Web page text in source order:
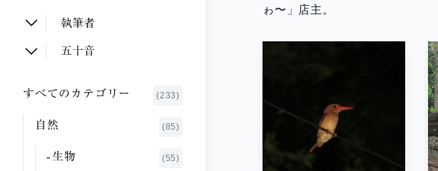
執筆者
安次富 順子
新川 明 (1)
伊狩 典子 (1)
池澤 夏樹 (20)
五十音
か行
さ行
た行
すべてのカテゴリー (233)
自然 (85)
生物 (55)
ゎ〜」店主。